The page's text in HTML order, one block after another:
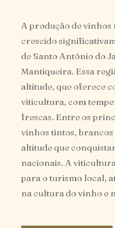
A produção de vinhos
crescido
de Santo Antônio do
Mantiqueira. Essa
altitude, que oferece
viticultura, com
frescas. Entre os
vinhos tintos,
altitude que
nacionais. A
para o turismo local,
na cultura do vinho e